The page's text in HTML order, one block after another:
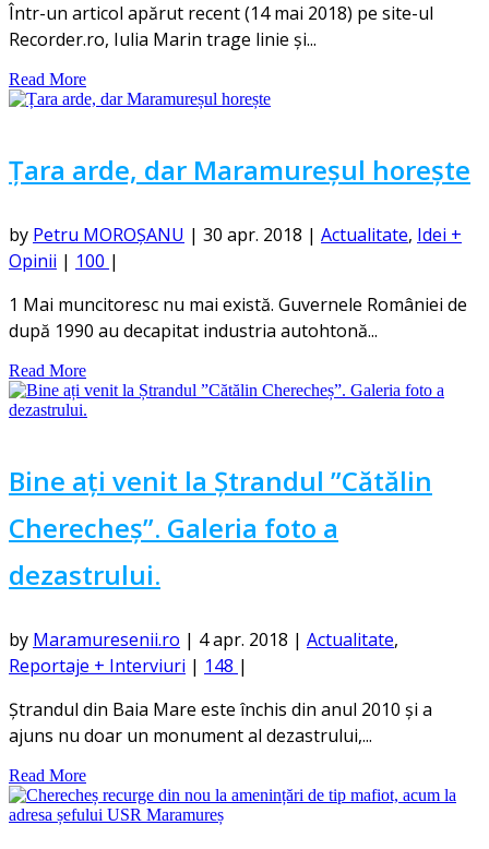
Într-un articol apărut recent (14 mai 2018) pe site-ul
Recorder.ro, Iulia Marin trage linie și...
Read More
Țara arde, dar Maramureșul horește
by Petru MOROȘANU | 30 apr. 2018 | Actualitate, Idei +
Opinii | 100 |
1 Mai muncitoresc nu mai există. Guvernele României de
după 1990 au decapitat industria autohtonă...
Read More
Bine ați venit la Ștrandul ”Cătălin
Cherecheș”. Galeria foto a
dezastrului.
by Maramuresenii.ro | 4 apr. 2018 | Actualitate,
Reportaje + Interviuri | 148 |
Ștrandul din Baia Mare este închis din anul 2010 și a
ajuns nu doar un monument al dezastrului,...
Read More